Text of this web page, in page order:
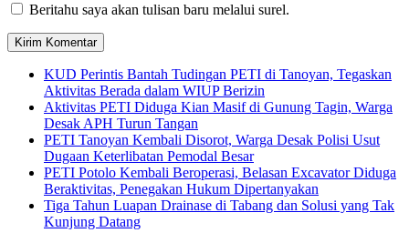
Beritahu saya akan tulisan baru melalui surel.
KUD Perintis Bantah Tudingan PETI di Tanoyan, Tegaskan
Aktivitas Berada dalam WIUP Berizin
Aktivitas PETI Diduga Kian Masif di Gunung Tagin, Warga
Desak APH Turun Tangan
PETI Tanoyan Kembali Disorot, Warga Desak Polisi Usut
Dugaan Keterlibatan Pemodal Besar
PETI Potolo Kembali Beroperasi, Belasan Excavator Diduga
Beraktivitas, Penegakan Hukum Dipertanyakan
Tiga Tahun Luapan Drainase di Tabang dan Solusi yang Tak
Kunjung Datang